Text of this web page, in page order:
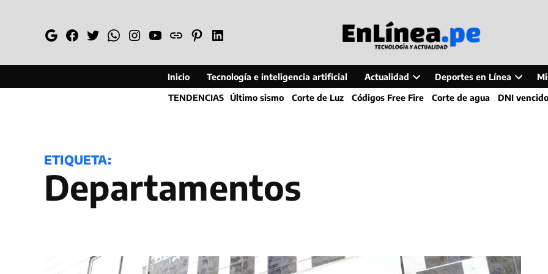
GoogleFacebook
TwitterWhatsapp
Instagram
YouTube
WebPinterestLinkedin
Inicio Tecnología e inteligencia artificial Actualidad
Open
dropdown
Deportes en Línea
Open
dropdown
TENDENCIAS Último sismo Corte de Luz Códigos Free Fire Corte de agua DNI vencido
ETIQUETA:
departamentos